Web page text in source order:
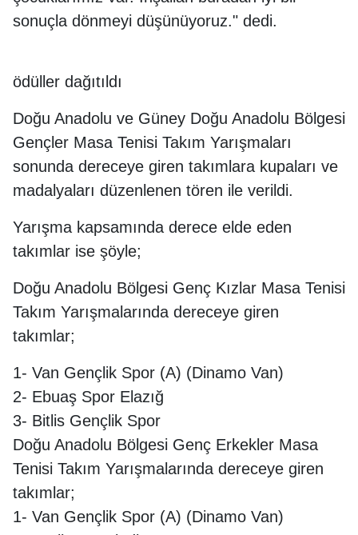
sonuçla dönmeyi düşünüyoruz." dedi.
ödüller dağıtıldı
Doğu Anadolu ve Güney Doğu Anadolu Bölgesi
Gençler Masa Tenisi Takım Yarışmaları
sonunda dereceye giren takımlara kupaları ve
madalyaları düzenlenen tören ile verildi.
Yarışma kapsamında derece elde eden
takımlar ise şöyle;
Doğu Anadolu Bölgesi Genç Kızlar Masa Tenisi
Takım Yarışmalarında dereceye giren
takımlar;
1- Van Gençlik Spor (A) (Dinamo Van)
2- Ebuaş Spor Elazığ
3- Bitlis Gençlik Spor
Doğu Anadolu Bölgesi Genç Erkekler Masa
Tenisi Takım Yarışmalarında dereceye giren
takımlar;
1- Van Gençlik Spor (A) (Dinamo Van)